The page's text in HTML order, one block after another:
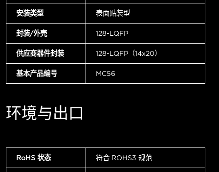
安装类型 表面贴装型
封装/外壳 128-LQFP
供应商器件封装 128-LQFP（14x20）
基本产品编号 MC56
环境与出口
RoHS 状态 符合 ROHS3 规范